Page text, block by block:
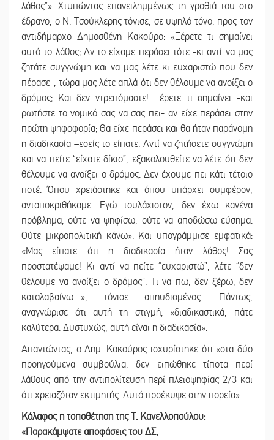
λάθος”». Χτυπώντας επανειλημμένως τη γροθιά του στο
έδρανο, ο Ν. Τσούκλερης τόνισε, σε υψηλό τόνο, προς τον
αντιδήμαρχο Δημοσθένη Κακούρο: «Ξέρετε τι σημαίνει
αυτό το λάθος; Αν το είχαμε περάσει τότε -κι αντί να μας
ζητάτε συγγνώμη και να μας λέτε κι ευχαριστώ που δεν
πέρασε-, τώρα μας λέτε απλά ότι δεν θέλουμε να ανοίξει ο
δρόμος; Και δεν ντρεπόμαστε! Ξέρετε τι σημαίνει -και
ρωτήστε το νομικό σας να σας πει- αν είχε περάσει στην
πρώτη ψηφοφορία; Θα είχε περάσει και θα ήταν παράνομη
η διαδικασία –εσείς το είπατε. Αντί να ζητήσετε συγγνώμη
και να πείτε “είχατε δίκιο”, εξακολουθείτε να λέτε ότι δεν
θέλουμε να ανοίξει ο δρόμος. Δεν έχουμε πει κάτι τέτοιο
ποτέ. Όπου χρειάστηκε και όπου υπάρχει συμφέρον,
ανταποκριθήκαμε. Εγώ τουλάχιστον, δεν έχω κανένα
πρόβλημα, ούτε να ψηφίσω, ούτε να αποδώσω εύσημα.
Ούτε μικροπολιτική κάνω». Και υπογράμμισε εμφατικά:
«Μας είπατε ότι η διαδικασία ήταν λάθος! Σας
προστατέψαμε! Κι αντί να πείτε “ευχαριστώ”, λέτε “δεν
θέλουμε να ανοίξει ο δρόμος”. Τι να πω, δεν ξέρω, δεν
καταλαβαίνω…», τόνισε απηυδισμένος. Πάντως,
αναγνώρισε ότι αυτή τη στιγμή, «διαδικαστικά, πάτε
καλύτερα. Δυστυχώς, αυτή είναι η διαδικασία».
Απαντώντας, ο Δημ. Κακούρος ισχυρίστηκε ότι «στα δύο
προηγούμενα συμβούλια, δεν ειπώθηκε τίποτα περί
λάθους από την αντιπολίτευση περί πλειοψηφίας 2/3 και
ότι χρειαζόταν εκτιμητής. Αυτό προέκυψε στην πορεία».
Κόλαφος η τοποθέτηση της Τ. Κανελλοπούλου:
«Παρακάμψατε αποφάσεις του ΔΣ,